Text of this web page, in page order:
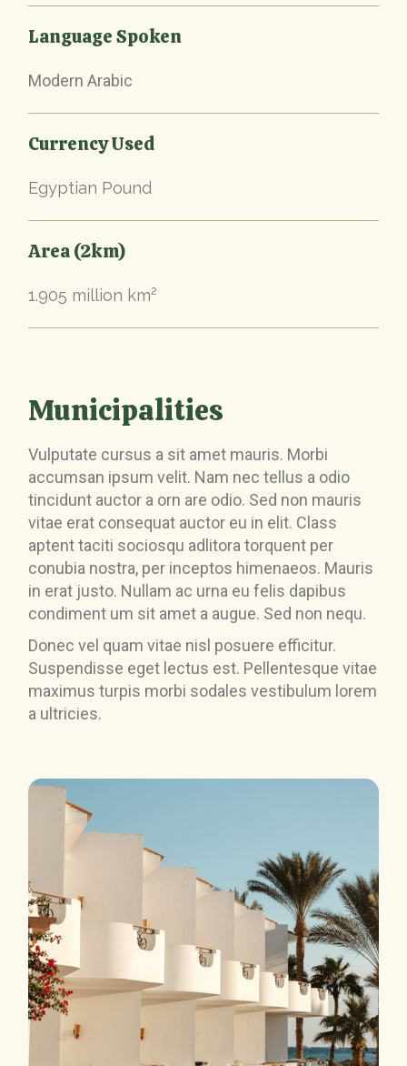
Language Spoken
Modern Arabic
Currency Used
Egyptian Pound
Area (2km)
1.905 million km²
Municipalities
Vulputate cursus a sit amet mauris. Morbi
accumsan ipsum velit. Nam nec tellus a odio
tincidunt auctor a orn are odio. Sed non mauris
vitae erat consequat auctor eu in elit. Class
aptent taciti sociosqu adlitora torquent per
conubia nostra, per inceptos himenaeos. Mauris
in erat justo. Nullam ac urna eu felis dapibus
condiment um sit amet a augue. Sed non nequ.
Donec vel quam vitae nisl posuere efficitur.
Suspendisse eget lectus est. Pellentesque vitae
maximus turpis morbi sodales vestibulum lorem
a ultricies.